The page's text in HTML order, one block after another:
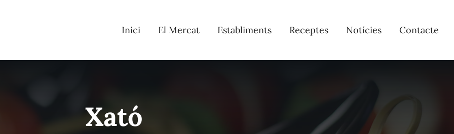
Inici El Mercat Establiments Receptes Notícies Contacte
Xató